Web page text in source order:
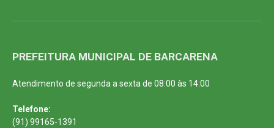
PREFEITURA MUNICIPAL DE BARCARENA
Atendimento de segunda a sexta de 08:00 às 14:00
Telefone:
(91) 99165-1391